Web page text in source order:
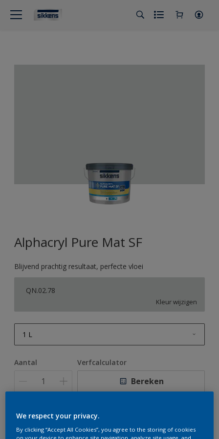
Alphacryl Pure Mat SF
Blijvend prachtig resultaat, perfecte vloei
QN.02.78
Kleur wijzigen
1 L
Aantal Verfcalculator
Bereken
Op dit moment is het niet mogelijk dit product online
te bestellen. Houd de website in de gaten, we werken
We respect your privacy.
By clicking “Accept All Cookies”, you agree to the storing of cookies
on your device to enhance site navigation, analyze site usage, and